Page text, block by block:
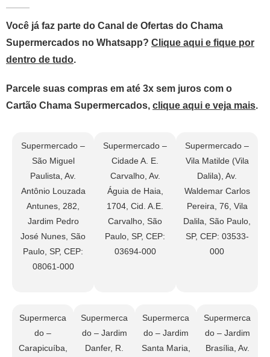
Você já faz parte do Canal de Ofertas do Chama
Supermercados no Whatsapp? Clique aqui e fique por
dentro de tudo.
Parcele suas compras em até 3x sem juros com o
Cartão Chama Supermercados, clique aqui e veja mais.
Supermercado –
São Miguel
Paulista, Av.
Antônio Louzada
Antunes, 282,
Jardim Pedro
José Nunes, São
Paulo, SP, CEP:
08061-000
Supermercado –
Cidade A. E.
Carvalho, Av.
Águia de Haia,
1704, Cid. A.E.
Carvalho, São
Paulo, SP, CEP:
03694-000
Supermercado –
Vila Matilde (Vila
Dalila), Av.
Waldemar Carlos
Pereira, 76, Vila
Dalila, São Paulo,
SP, CEP: 03533-
000
Supermerca
do –
Carapicuíba,
Supermerca
do – Jardim
Danfer, R.
Supermerca
do – Jardim
Santa Maria,
Supermerca
do – Jardim
Brasília, Av.